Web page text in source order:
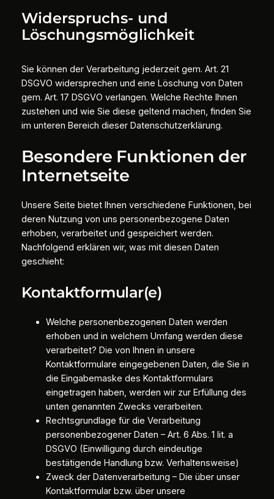
Widerspruchs- und
Löschungsmöglichkeit
Sie können der Verarbeitung jederzeit gem. Art. 21
DSGVO widersprechen und eine Löschung von Daten
gem. Art. 17 DSGVO verlangen. Welche Rechte Ihnen
zustehen und wie Sie diese geltend machen, finden Sie
im unteren Bereich dieser Datenschutzerklärung.
Besondere Funktionen der
Internetseite
Unsere Seite bietet Ihnen verschiedene Funktionen, bei
deren Nutzung von uns personenbezogene Daten
erhoben, verarbeitet und gespeichert werden.
Nachfolgend erklären wir, was mit diesen Daten
geschieht:
Kontaktformular(e)
Welche personenbezogenen Daten werden
erhoben und in welchem Umfang werden diese
verarbeitet? Die von Ihnen in unsere
Kontaktformulare eingegebenen Daten, die Sie in
die Eingabemaske des Kontaktformulars
eingetragen haben, werden wir zur Erfüllung des
unten genannten Zwecks verarbeiten.
Rechtsgrundlage für die Verarbeitung
personenbezogener Daten – Art. 6 Abs. 1 lit. a
DSGVO (Einwilligung durch eindeutige
bestätigende Handlung bzw. Verhaltensweise)
Zweck der Datenverarbeitung – Die über unser
Kontaktformular bzw. über unsere